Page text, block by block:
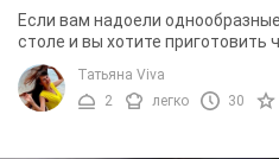
Если вам надоели
столе и вы хотите приготовить
время чрезвычайно вкусное и ...
Татьяна Viva
2
легко 30